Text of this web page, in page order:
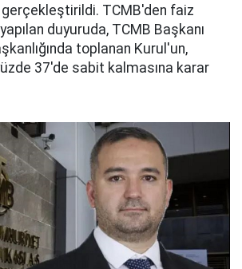
gerçekleştirildi. TCMB'den faiz
duyuruda, TCMB Başkanı
toplanan Kurul'un,
37'de sabit kalmasına karar